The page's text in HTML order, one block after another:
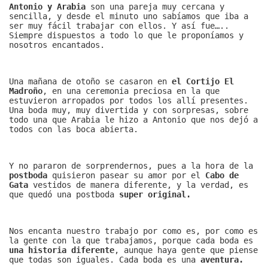
Antonio y Arabia son una pareja muy cercana y
sencilla, y desde el minuto uno sabíamos que iba a
ser muy fácil trabajar con ellos. Y así fue…..
Siempre dispuestos a todo lo que le proponíamos y
nosotros encantados.
Una mañana de otoño se casaron en el Cortijo El
Madroño, en una ceremonia preciosa en la que
estuvieron arropados por todos los allí presentes.
Una boda muy, muy divertida y con sorpresas, sobre
todo una que Arabia le hizo a Antonio que nos dejó a
todos con las boca abierta.
Y no pararon de sorprendernos, pues a la hora de la
postboda quisieron pasear su amor por el Cabo de
Gata vestidos de manera diferente, y la verdad, es
que quedó una postboda super original.
Nos encanta nuestro trabajo por como es, por como es
la gente con la que trabajamos, porque cada boda es
una historia diferente, aunque haya gente que piense
que todas son iguales. Cada boda es una aventura.